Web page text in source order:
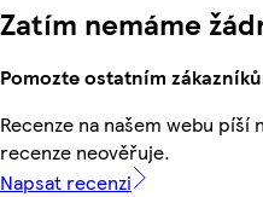
Zatím nemáme
Pomozte ostatním
Recenze na našem webu píší
recenze neověřuje.
Napsat recenzi